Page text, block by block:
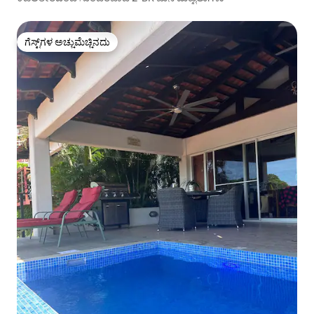
ಗೆಸ್ಟ್‌ಗಳ ಅಚ್ಚುಮೆಚ್ಚಿನದು
ಗೆಸ್ಟ್‌ಗಳ ಅಚ್ಚುಮೆಚ್ಚಿನದು